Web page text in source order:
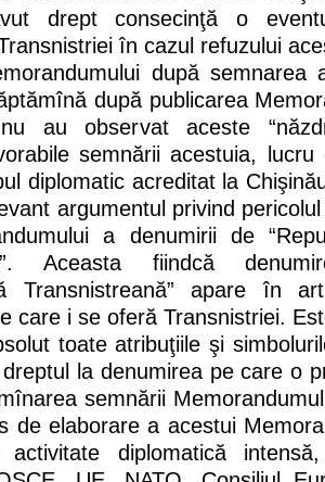
drept consecinţă o
în cazul refuzului
după semnarea
după publicarea
au observat aceste
semnării acestuia,
diplomatic acreditat la
argumentul privind
a denumirii de
Aceasta fiindcă
Transnistreană” apare în
care i se oferă Transnistriei.
toate atribuţiile şi
la denumirea pe care o
semnării
de elaborare a acestui
diplomatică